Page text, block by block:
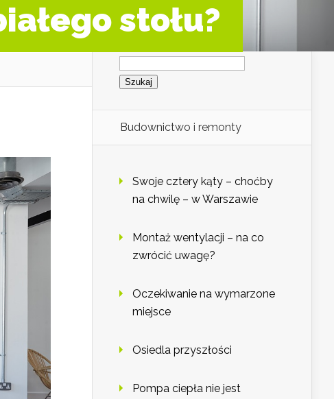
stołu?
Szukaj:
Budownictwo i remonty
Swoje cztery kąty – choćby
na chwilę – w Warszawie
Montaż wentylacji – na co
zwrócić uwagę?
Oczekiwanie na wymarzone
miejsce
Osiedla przyszłości
Pompa ciepła nie jest